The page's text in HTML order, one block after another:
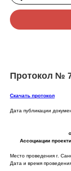
Протокол №
Скачать протокол
Дата публикации
Ассоциации
Место проведения г.
Дата и время